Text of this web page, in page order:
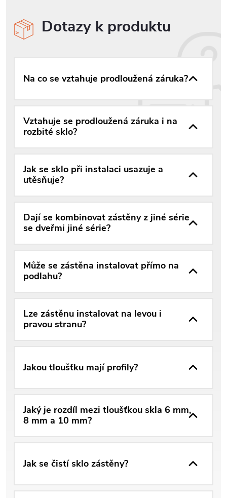
Dotazy k produktu
Na co se vztahuje prodloužená záruka?
Vztahuje se prodloužená záruka i na
rozbité sklo?
Jak se sklo při instalaci usazuje a
utěsňuje?
Dají se kombinovat zástěny z jiné série
se dveřmi jiné série?
Může se zástěna instalovat přímo na
podlahu?
Lze zástěnu instalovat na levou i
pravou stranu?
Jakou tloušťku mají profily?
Jaký je rozdíl mezi tloušťkou skla 6 mm,
8 mm a 10 mm?
Jak se čistí sklo zástěny?